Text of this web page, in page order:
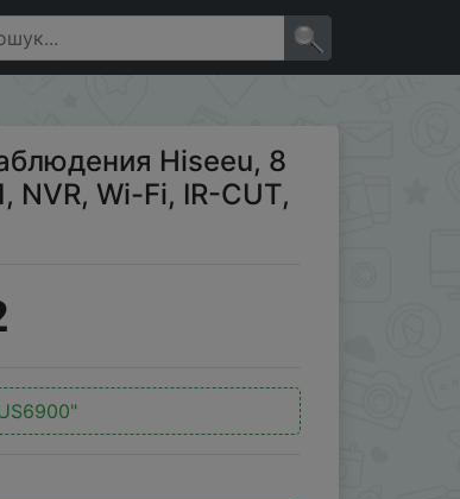
NVR, Wi-Fi, IR-CUT, для улицы, IP
Hiseeu, 8
Wi-Fi, IR-CUT,